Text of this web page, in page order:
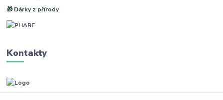
🎁 Dárky z přírody
Kontakty